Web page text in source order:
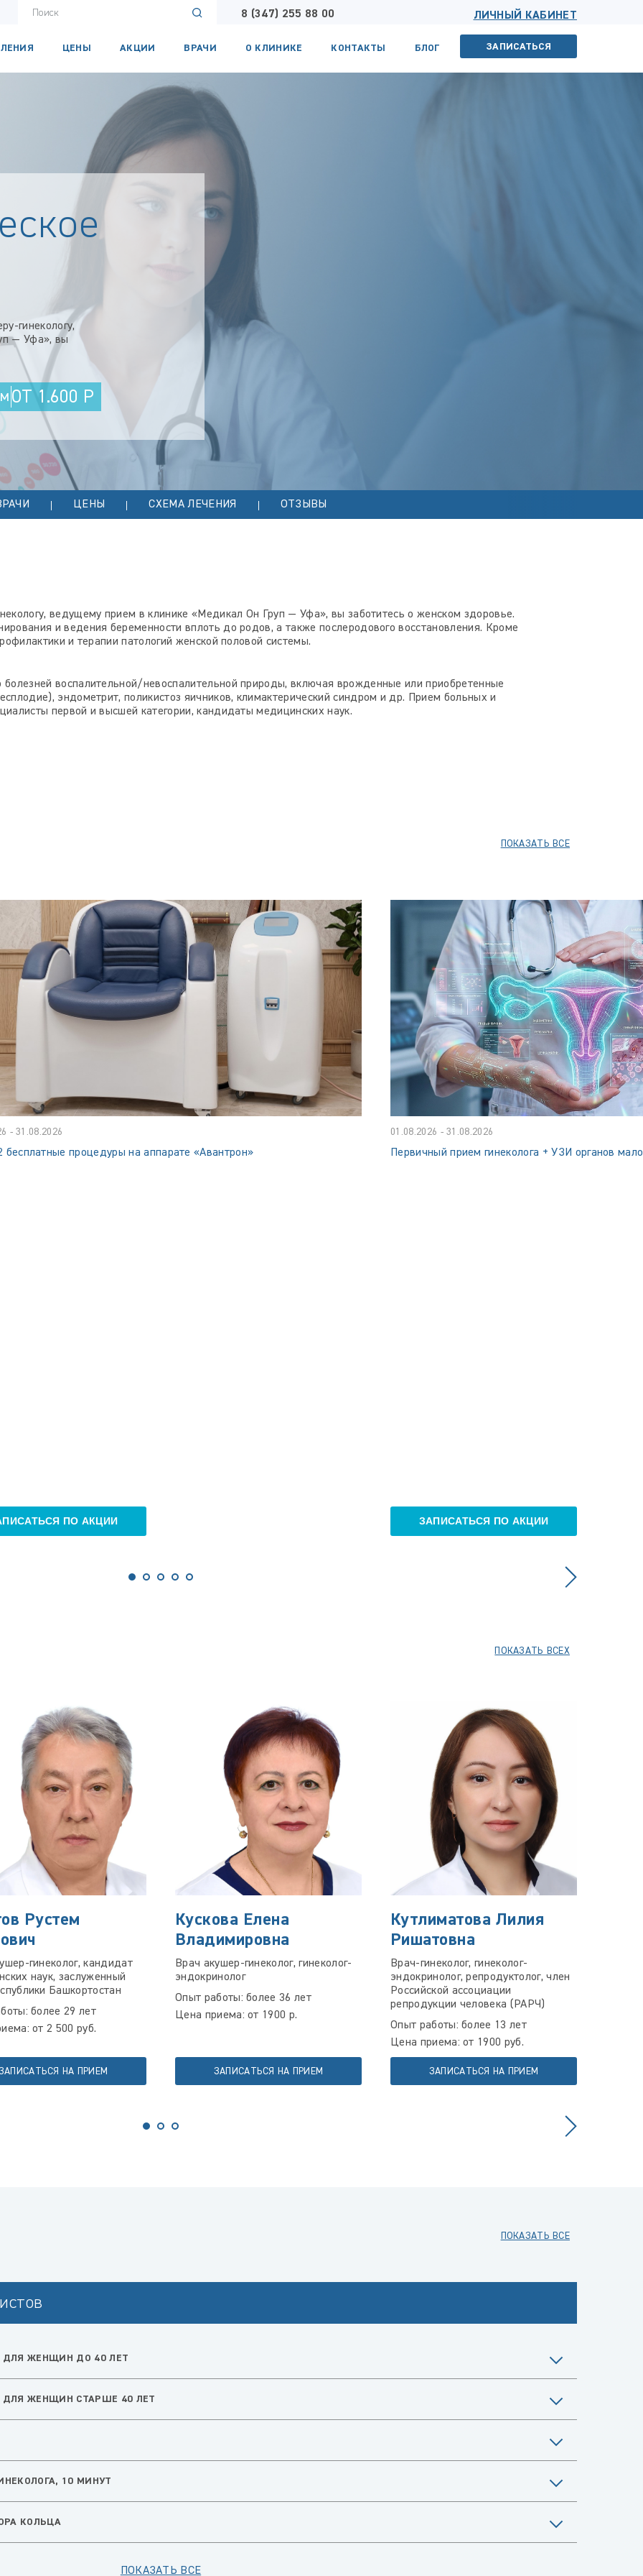
8 (347) 255 88 00 ЛИЧНЫЙ КАБИНЕТ
ЦЕНЫ АКЦИИ ВРАЧИ О КЛИНИКЕ КОНТАКТЫ БЛОГ ЗАПИСАТЬСЯ
гинекологу,
— Уфа», вы
ОТ 1.600 Р
ЦЕНЫ СХЕМА ЛЕЧЕНИЯ ОТЗЫВЫ
ведущему прием в клинике «Медикал Он Груп — Уфа», вы заботитесь о женском здоровье.
и ведения беременности вплоть до родов, а также послеродового восстановления. Кроме
и терапии патологий женской половой системы.
болезней воспалительной/невоспалительной природы, включая врожденные или приобретенные
эндометрит, поликистоз яичников, климактерический синдром и др. Прием больных и
первой и высшей категории, кандидаты медицинских наук.
ПОКАЗАТЬ ВСЕ
- 31.08.2026
процедуры на аппарате «Авантрон»
ПО АКЦИИ
01.08.2026 - 31.08.2026
Первичный прием гинеколога + УЗИ органов
ЗАПИСАТЬСЯ ПО АКЦИИ
ПОКАЗАТЬ ВСЕХ
Рустем
гинеколог, кандидат
наук, заслуженный
Башкортостан
более 29 лет
от 2 500 руб.
НА ПРИЕМ
Кускова Елена
Владимировна
Врач акушер-гинеколог, гинеколог-
эндокринолог
Опыт работы: более 36 лет
Цена приема: от 1900 р.
ЗАПИСАТЬСЯ НА ПРИЕМ
Кутлиматова Лилия
Ришатовна
Врач-гинеколог, гинеколог-
эндокринолог, репродуктолог, член
Российской ассоциации
репродукции человека (РАРЧ)
Опыт работы: более 13 лет
Цена приема: от 1900 руб.
ЗАПИСАТЬСЯ НА ПРИЕМ
ПОКАЗАТЬ ВСЕ
ДЛЯ ЖЕНЩИН ДО 40 ЛЕТ
ЖЕНЩИН СТАРШЕ 40 ЛЕТ
10 МИНУТ
КОЛЬЦА
ПОКАЗАТЬ ВСЕ